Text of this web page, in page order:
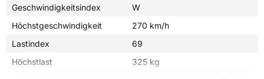
Geschwindigkeitsindex
W
Höchstgeschwindigkeit
270 km/h
Lastindex
69
Höchstlast
325 kg